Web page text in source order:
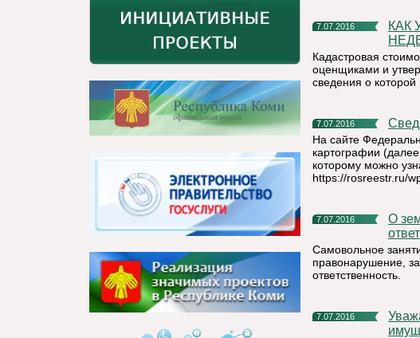
7.07.2016
КАК УЗНАТЬ КАДАСТРОВУЮ СТОИМОСТЬ ОБЪЕКТА
Кадастровая
оценщиками и
сведения о которой
7.07.2016
На сайте
картографии
которому можно
https://rosreestr.ru/
7.07.2016
О земельных правонарушениях и административной
Самовольное
правонарушение,
ответственность.
7.07.2016
Уважаемые правообладатели объектов недвижимого